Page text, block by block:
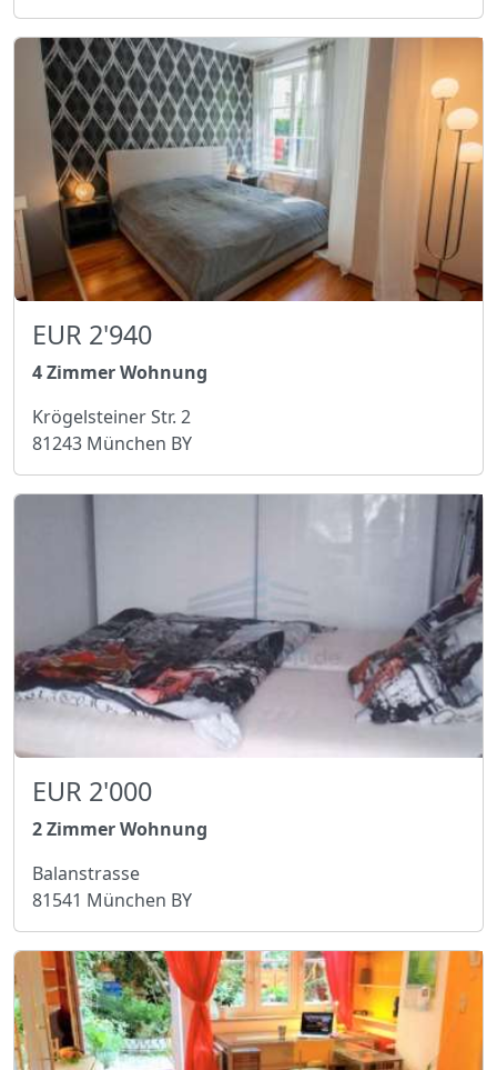
EUR 2'940
4 Zimmer Wohnung
Krögelsteiner Str. 2
81243 München BY
EUR 2'000
2 Zimmer Wohnung
Balanstrasse
81541 München BY